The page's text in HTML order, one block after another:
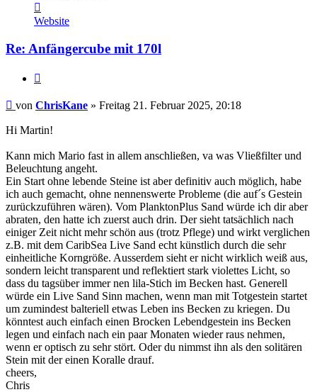
von
ChrisKane
Website
Re: Anfängercube mit 170l
Beitrag
von ChrisKane » Freitag 21. Februar 2025, 20:18
Hi Martin!
Kann mich Mario fast in allem anschließen, va was Vließfilter und
Beleuchtung angeht.
Ein Start ohne lebende Steine ist aber definitiv auch möglich, habe
ich auch gemacht, ohne nennenswerte Probleme (die auf´s Gestein
zurückzuführen wären). Vom PlanktonPlus Sand würde ich dir aber
abraten, den hatte ich zuerst auch drin. Der sieht tatsächlich nach
einiger Zeit nicht mehr schön aus (trotz Pflege) und wirkt verglichen
z.B. mit dem CaribSea Live Sand echt künstlich durch die sehr
einheitliche Korngröße. Ausserdem sieht er nicht wirklich weiß aus,
sondern leicht transparent und reflektiert stark violettes Licht, so
dass du tagsüber immer nen lila-Stich im Becken hast. Generell
würde ein Live Sand Sinn machen, wenn man mit Totgestein startet
um zumindest balteriell etwas Leben ins Becken zu kriegen. Du
könntest auch einfach einen Brocken Lebendgestein ins Becken
legen und einfach nach ein paar Monaten wieder raus nehmen,
wenn er optisch zu sehr stört. Oder du nimmst ihn als den solitären
Stein mit der einen Koralle drauf.
cheers,
Chris